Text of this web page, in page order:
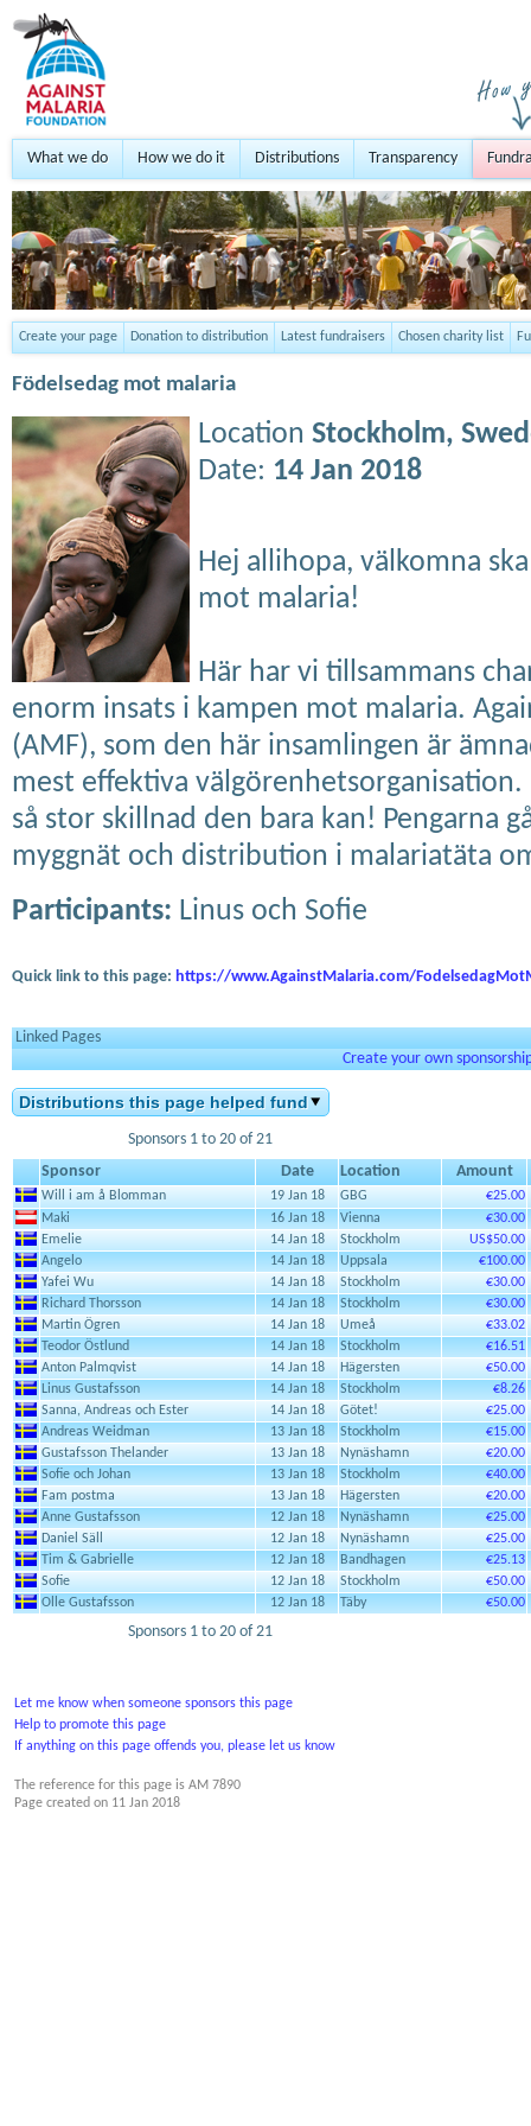
What we do How we do it Distributions Transparency
Create your page Donation to distribution Latest fundraisers Chosen charity list
Födelsedag mot malaria
Location Stockholm,
Date: 14 Jan 2018
Hej allihopa, välkomna
mot malaria!
Här har vi tillsammans
enorm insats i kampen mot malaria.
(AMF), som den här insamlingen är
mest effektiva välgörenhetsorganisation.
så stor skillnad den bara kan! Pengarna
myggnät och distribution i malariatäta
Participants: Linus och Sofie
Quick link to this page: https://www.AgainstMalaria.com/
Linked Pages
Create your own
Distributions this page helped fund
Sponsors 1 to 20 of 21
Sponsor
Date Location Amount
Will i am å Blomman 19 Jan 18 GBG
€25.00
Maki
16 Jan 18 Vienna
€30.00
Emelie
14 Jan 18 Stockholm
US$50.00
Angelo
14 Jan 18 Uppsala
€100.00
Yafei Wu
14 Jan 18 Stockholm
€30.00
Richard Thorsson
14 Jan 18 Stockholm
€30.00
Martin Ögren
14 Jan 18 Umeå
€33.02
Teodor Östlund
14 Jan 18 Stockholm
€16.51
Anton Palmqvist
14 Jan 18 Hägersten
€50.00
Linus Gustafsson
14 Jan 18 Stockholm
€8.26
Sanna, Andreas och Ester
14 Jan 18 Götet!
€25.00
Andreas Weidman
13 Jan 18 Stockholm
€15.00
Gustafsson Thelander
13 Jan 18 Nynäshamn
€20.00
Sofie och Johan
13 Jan 18 Stockholm
€40.00
Fam postma
13 Jan 18 Hägersten
€20.00
Anne Gustafsson
12 Jan 18 Nynäshamn
€25.00
Daniel Säll
12 Jan 18 Nynäshamn
€25.00
Tim & Gabrielle
12 Jan 18 Bandhagen
€25.13
Sofie
12 Jan 18 Stockholm
€50.00
Olle Gustafsson
12 Jan 18 Täby €50.00
Sponsors 1 to 20 of 21
Let me know when someone sponsors this page
Help to promote this page
If anything on this page offends you, please let us know
The reference for this page is AM 7890
Page created on 11 Jan 2018